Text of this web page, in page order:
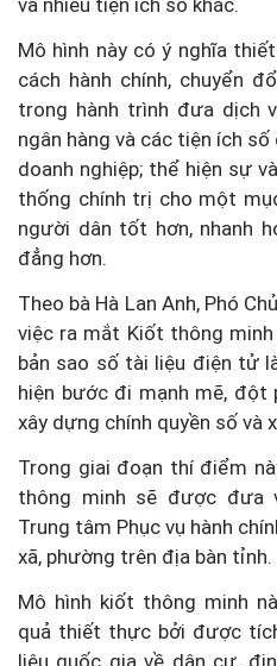
Mô hình này có ý nghĩa
cách hành chính, chuyển
trong hành trình đưa dịch
ngân hàng và các tiện ích
doanh nghiệp; thể hiện sự
thống chính trị cho một
người dân tốt hơn, nhanh
đẳng hơn.
Theo bà Hà Lan Anh, Phó
việc ra mắt Kiốt thông
bản sao số tài liệu điện tử
hiện bước đi mạnh mẽ,
xây dựng chính quyền số và
Trong giai đoạn thí điểm
thông minh sẽ được đưa
Trung tâm Phục vụ hành
xã, phường trên địa bàn tỉnh.
Mô hình kiốt thông minh
quả thiết thực bởi được
liệu quốc gia về dân cư,